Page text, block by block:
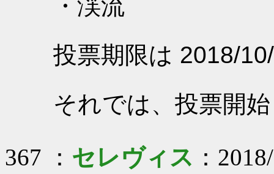
・渓流
投票期限は 2018/
それでは、投票開
367 ： セレヴィス ：